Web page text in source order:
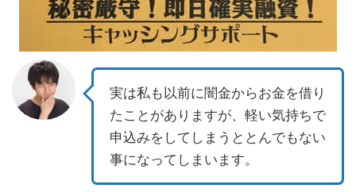
実は私も以前に闇金からお金を借り
たことがありますが、軽い気持ちで
申込みをしてしまうととんでもない
事になってしまいます。